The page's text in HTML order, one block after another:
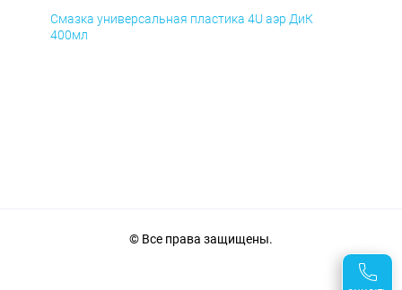
Смазка универсальная пластика 4U аэр ДиК
400мл
© Все права защищены.